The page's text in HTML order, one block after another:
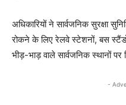
अधिकारियों ने सार्वजनिक सुरक्षा
रोकने के लिए रेलवे स्टेशनों, बस
भीड़-भाड़ वाले सार्वजनिक स्थानों पर
-